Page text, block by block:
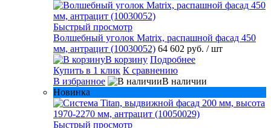
Быстрый просмотр
Волшебный уголок Matrix, распашной фасад 450
мм, антрацит (10030052) 64 602 руб. / шт
В корзину Подробнее
Купить в 1 клик К сравнению
В избранное
В наличии
Новинка
Быстрый просмотр